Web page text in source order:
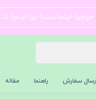
حراجیا اینجاست؟ بیا اینجا
سفارش راهنما مقاله